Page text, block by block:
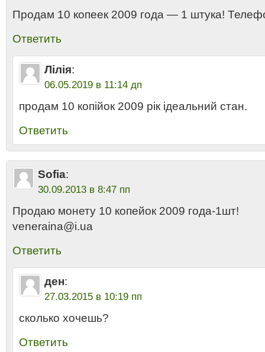
Продам 10 копеек 2009 года — 1 штука!
Ответить
Лілія:
06.05.2019 в 11:14 дп
продам 10 копійок 2009 рік ідеальний стан.
Ответить
Sofia:
30.09.2013 в 8:47 пп
Продаю монету 10 копейок 2009 года-1шт!
veneraina@i.ua
Ответить
ден:
27.03.2015 в 10:19 пп
сколько хочешь?
Ответить